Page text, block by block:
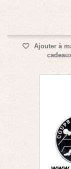
Ajouter à